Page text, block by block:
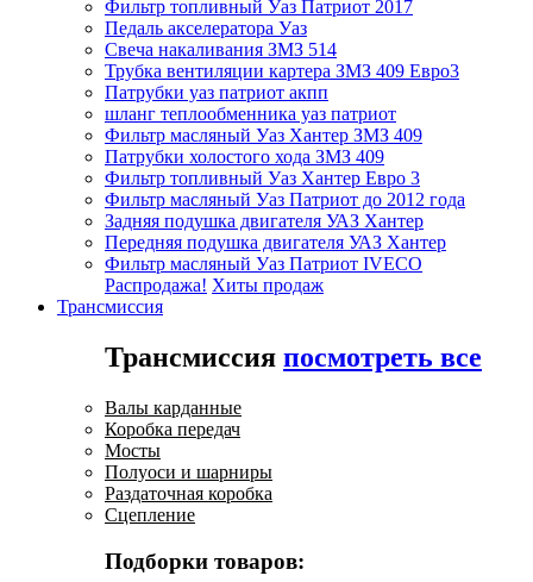
Фильтр топливный Уаз Патриот 2017
Педаль акселератора Уаз
Свеча накаливания ЗМЗ 514
Трубка вентиляции картера ЗМЗ 409 Евро3
Патрубки уаз патриот акпп
шланг теплообменника уаз патриот
Фильтр масляный Уаз Хантер ЗМЗ 409
Патрубки холостого хода ЗМЗ 409
Фильтр топливный Уаз Хантер Евро 3
Фильтр масляный Уаз Патриот до 2012 года
Задняя подушка двигателя УАЗ Хантер
Передняя подушка двигателя УАЗ Хантер
Фильтр масляный Уаз Патриот IVECO
Распродажа! Хиты продаж
Трансмиссия
Трансмиссия посмотреть все
Валы карданные
Коробка передач
Мосты
Полуоси и шарниры
Раздаточная коробка
Сцепление
Подборки товаров: